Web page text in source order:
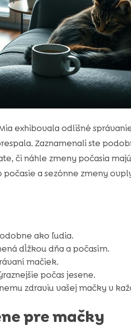
exhibovala odlišné
Zaznamenali ste
či náhle zmeny počasia
a sezónne zmeny
ako ľudia.
dĺžkou dňa a počasím.
mačiek.
počas jesene.
zdraviu vašej mačky v
pre mačky